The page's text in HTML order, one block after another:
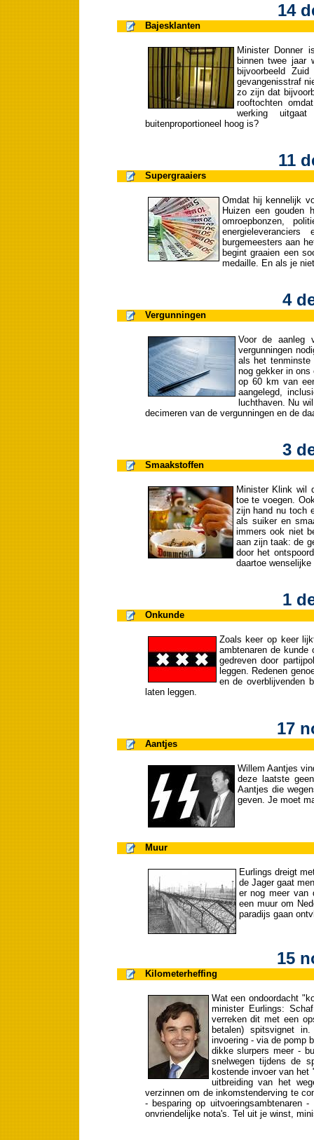
14
Bajesklanten
Minister Donner
binnen twee
bijvoorbeeld
gevangenisstraf
zo zijn dat
rooftochten
werking
buitenproportioneel hoog is?
11
Supergraaiers
Omdat hij kennelijk
Huizen een gouden
omroepbonzen,
burgemeesters aan
begint graaien een
medaille. En als je
4
Vergunningen
Voor de aanleg
vergunningen
als het
nog gekker in ons
op 60 km van
aangelegd,
luchthaven. Nu
decimeren van de vergunningen en de
3
Smaakstoffen
Minister Klink wil
toe te voegen.
zijn hand nu toch
als suiker en
immers ook niet
aan zijn taak: de
door het
daartoe wenselijke
1
Onkunde
Zoals keer op keer
ambtenaren de
gedreven door
leggen. Redenen
en de overblijvenden
laten leggen.
17
Aantjes
Willem Aantjes
deze laatste
Aantjes die
geven. Je moet
Muur
Eurlings dreigt
de Jager gaat
er nog meer van
een muur om
paradijs gaan
15
Kilometerheffing
Wat een ondoordacht
minister Eurlings:
verreken dit met een
betalen) spitsvignet
invoering - via de pomp
dikke slurpers meer -
snelwegen tijdens de
kostende invoer van
uitbreiding van het
verzinnen om de inkomstenderving te
- besparing op uitvoeringsambtenaren
onvriendelijke nota's. Tel uit je winst,